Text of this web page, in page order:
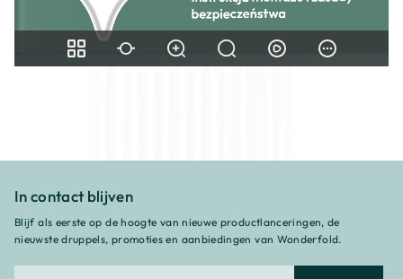
In contact blijven
Blijf als eerste op de hoogte van nieuwe productlanceringen, de
nieuwste druppels, promoties en aanbiedingen van Wonderfold.